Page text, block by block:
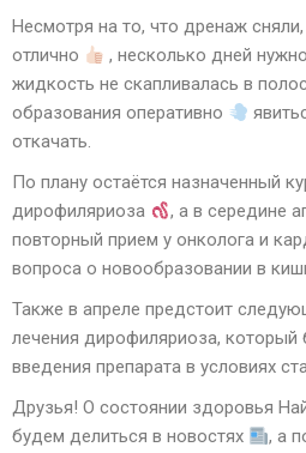
Несмотря на то, что дренаж
отлично
, несколько дней
жидкость не скапливалась в
образования оперативно
откачать.
По плану остаётся назначенный
дирофиляриоза
, а в середине
повторный прием у онколога и
вопроса о новообразовании в
Также в апреле предстоит
лечения дирофиляриоза, который
введения препарата в условиях
Друзья! О состоянии здоровья
будем делиться в новостях
, а